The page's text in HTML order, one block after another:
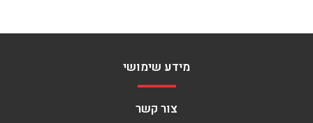
מידע שימושי
צור קשר